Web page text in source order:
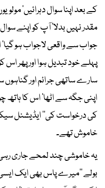
کے بعد اپنا سوال دہرائیں‘
مقدر نہیں بدلا‘ آپ کو اپنے
جواب سے واقعی لاجواب ہو
پہلے خود تبدیل ہوا اور پھر
سارے ساتھی جرائم اور گناہوں
اپنی جگہ سے اٹھا‘ اس کا
کی درخواست کی‘‘ ایڈیشنل
خاموش تھے۔
یہ خاموشی چند لمحے جاری رہی
بولے ’’میرے پاس بھی ایک